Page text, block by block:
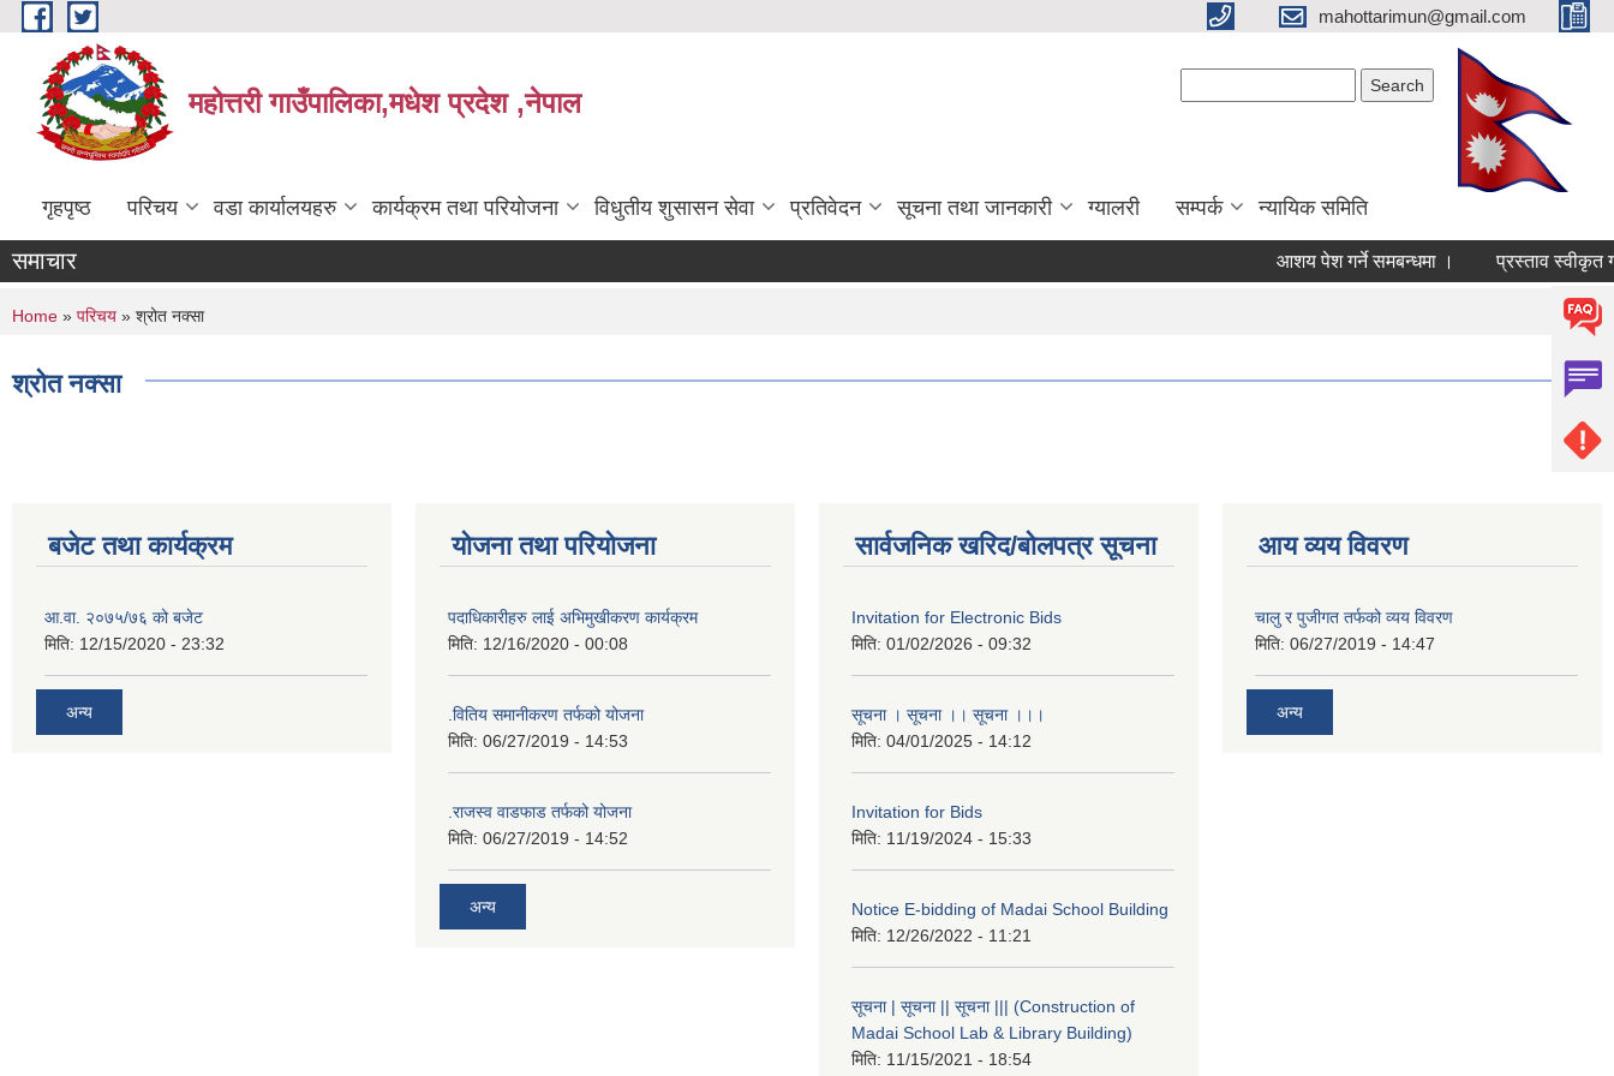
Skip to main content mahottarimun@gmail.com
महोत्तरी गाउँपालिका,मधेश प्रदेश ,नेपाल
गृहपृष्ठ परिचय वडा कार्यालयहरु कार्यक्रम तथा परियोजना विधुतीय शुसासन सेवा प्रतिवेदन सूचना तथा जानकारी ग्यालरी सम्पर्क न्यायिक समिति
समाचार आशय पेश गर्ने समबन्धमा । प्रस्ताव स्वीकृत
You are here
Home » परिचय » श्रोत नक्सा
श्रोत नक्सा
बजेट तथा कार्यक्रम
आ.वा. २०७५/७६ को बजेट
मिति: 12/15/2020 - 23:32
अन्य
योजना तथा परियोजना
पदाधिकारीहरु लाई अभिमुखीकरण कार्यक्रम
मिति: 12/16/2020 - 00:08
.वितिय समानीकरण तर्फको योजना
मिति: 06/27/2019 - 14:53
.राजस्व वाडफाड तर्फको योजना
मिति: 06/27/2019 - 14:52
अन्य
सार्वजनिक खरिद/बोलपत्र सूचना
Invitation for Electronic Bids
मिति: 01/02/2026 - 09:32
सूचना । सूचना ।। सूचना ।।।
मिति: 04/01/2025 - 14:12
Invitation for Bids
मिति: 11/19/2024 - 15:33
Notice E-bidding of Madai School Building
मिति: 12/26/2022 - 11:21
सूचना | सूचना || सूचना ||| (Construction of
Madai School Lab & Library Building)
मिति: 11/15/2021 - 18:54
आय व्यय विवरण
चालु र पुजीगत तर्फको व्यय विवरण
मिति: 06/27/2019 - 14:47
अन्य